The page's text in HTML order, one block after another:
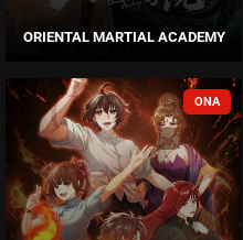
ORIENTAL MARTIAL ACADEMY